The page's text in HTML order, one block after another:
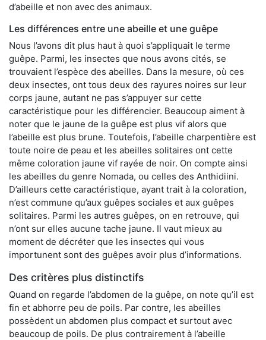
d’abeille et non avec des animaux.
Les différences entre une abeille et une guêpe
Nous l’avons dit plus haut à quoi s’appliquait le terme
guêpe. Parmi, les insectes que nous avons cités, se
trouvaient l’espèce des abeilles. Dans la mesure, où ces
deux insectes, ont tous deux des rayures noires sur leur
corps jaune, autant ne pas s’appuyer sur cette
caractéristique pour les différencier. Beaucoup aiment à
noter que le jaune de la guêpe est plus vif alors que
l’abeille est plus brune. Toutefois, l’abeille charpentière est
toute noire de peau et les abeilles solitaires ont cette
même coloration jaune vif rayée de noir. On compte ainsi
les abeilles du genre Nomada, ou celles des Anthidiini.
D’ailleurs cette caractéristique, ayant trait à la coloration,
n’est commune qu’aux guêpes sociales et aux guêpes
solitaires. Parmi les autres guêpes, on en retrouve, qui
n’ont sur elles aucune tache jaune. Il vaut mieux au
moment de décréter que les insectes qui vous
importunent sont des guêpes avoir plus d’informations.
Des critères plus distinctifs
Quand on regarde l’abdomen de la guêpe, on note qu’il est
fin et abhorre peu de poils. Par contre, les abeilles
possèdent un abdomen plus compact et surtout avec
beaucoup de poils. De plus contrairement à l’abeille